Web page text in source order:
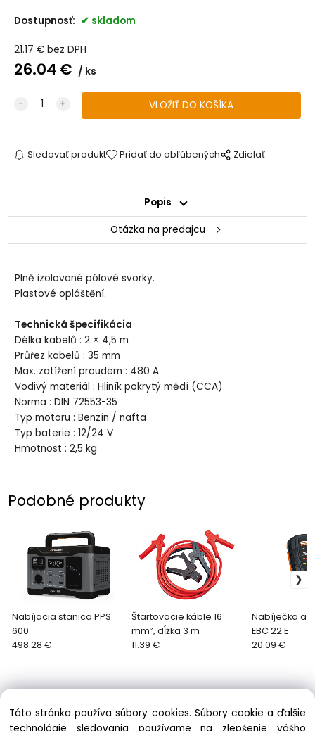
Dostupnosť: skladom
21.17 € bez DPH
26.04 € ks
Sledovať produkt Pridať do obľúbených Zdielať
Popis
Otázka na predajcu
Plně izolované pólové svorky.
Plastové opláštění.
Technická špecifikácia
Délka kabelů : 2 × 4,5 m
Průřez kabelů : 35 mm
Max. zatížení proudem : 480 A
Vodivý materiál : Hliník pokrytý mědí (CCA)
Norma : DIN 72553-35
Typ motoru : Benzín / nafta
Typ baterie : 12/24 V
Hmotnost : 2,5 kg
Podobné produkty
Nabíjacia stanica PPS
600
498.28 €
Štartovacie káble 16
mm², dĺžka 3 m
11.39 €
Nabíječka
EBC 22 E
20.09 €
Táto stránka používa súbory cookies. Súbory cookie a ďalšie